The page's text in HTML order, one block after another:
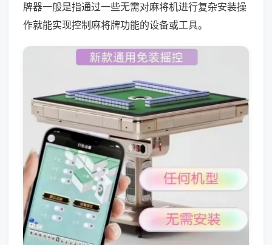
牌器一般是指通过一些无需对麻将机进行复杂安装操
作就能实现控制麻将牌功能的设备或工具。